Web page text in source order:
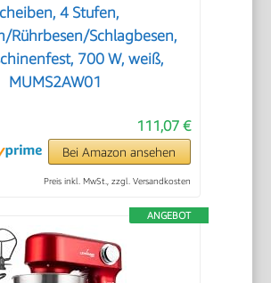
4 Stufen,
Rührbesen/Schlagbesen,
700 W, weiß,
MUMS2AW01
111,07 €
Bei Amazon ansehen
Preis inkl. MwSt., zzgl. Versandkosten
ANGEBOT